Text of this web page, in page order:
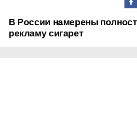
В России намерены
рекламу сигарет